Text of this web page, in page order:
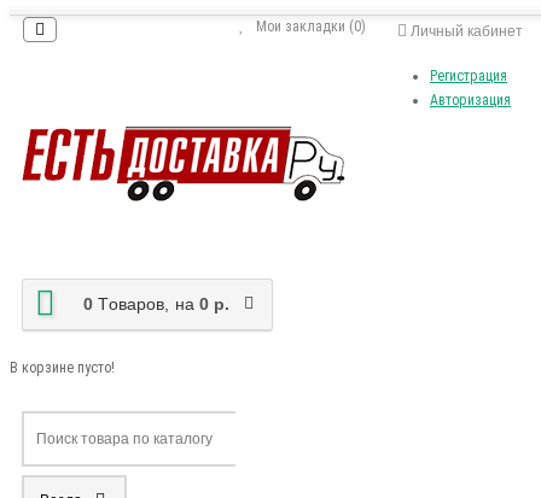
Личный кабинет
Регистрация
Авторизация
Мои закладки (0)
0 Tоваров, на 0 р.
В корзине пусто!